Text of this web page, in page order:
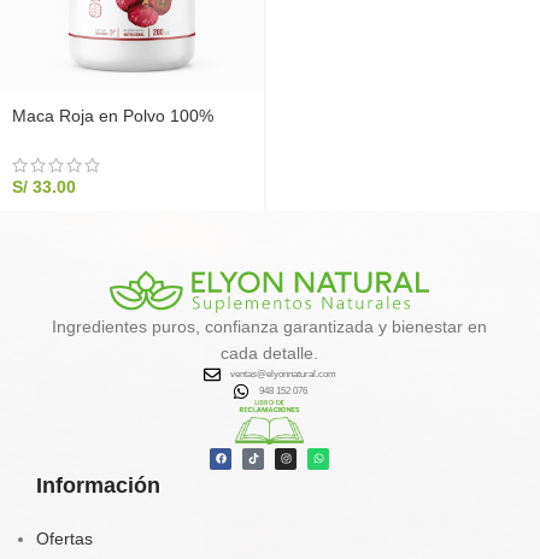
Maca Roja en Polvo 100%
Power
S/ 33.00
Información
Ofertas
Ingredientes puros, confianza garantizada y bienestar en
cada detalle.
ventas@elyonnatural.com
948 152 076